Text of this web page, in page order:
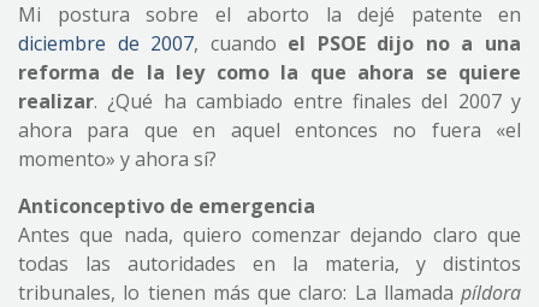
Mi postura sobre el aborto la dejé patente en
diciembre de 2007, cuando el PSOE dijo no a una
reforma de la ley como la que ahora se quiere
realizar. ¿Qué ha cambiado entre finales del 2007 y
ahora para que en aquel entonces no fuera «el
momento» y ahora sí?
Anticonceptivo de emergencia
Antes que nada, quiero comenzar dejando claro que
todas las autoridades en la materia, y distintos
tribunales, lo tienen más que claro: La llamada píldora